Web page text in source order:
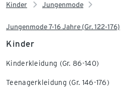
Kinder Jungenmode
Jungenmode 7-16 Jahre (Gr. 122-176)
Kinder
Kinderkleidung (Gr. 86-140)
Teenagerkleidung (Gr. 146-176)